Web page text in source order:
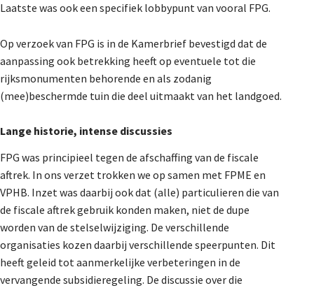
Laatste was ook een specifiek lobbypunt van vooral FPG.
Op verzoek van FPG is in de Kamerbrief bevestigd dat de
aanpassing ook betrekking heeft op eventuele tot die
rijksmonumenten behorende en als zodanig
(mee)beschermde tuin die deel uitmaakt van het landgoed.
Lange historie, intense discussies
FPG was principieel tegen de afschaffing van de fiscale
aftrek. In ons verzet trokken we op samen met FPME en
VPHB. Inzet was daarbij ook dat (alle) particulieren die van
de fiscale aftrek gebruik konden maken, niet de dupe
worden van de stelselwijziging. De verschillende
organisaties kozen daarbij verschillende speerpunten. Dit
heeft geleid tot aanmerkelijke verbeteringen in de
vervangende subsidieregeling. De discussie over die